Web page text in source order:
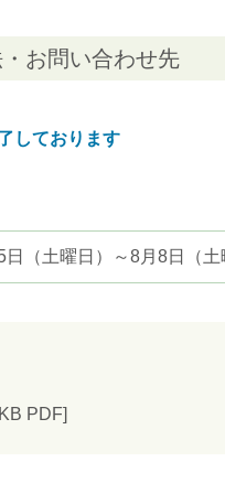
お問い合わせ先
しております
日（土曜日）～8月8日（土
PDF]